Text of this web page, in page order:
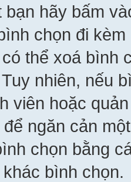
hãy bấm
chọn đi
thể xoá bình
nhiên, nếu
viên hoặc
ngăn cản
chọn bằng
bình chọn.